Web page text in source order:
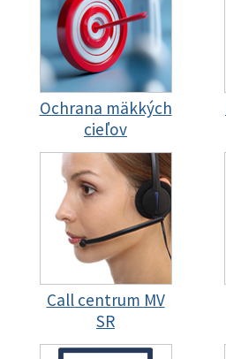
Ochrana mäkkých
cieľov
Call centrum MV
SR